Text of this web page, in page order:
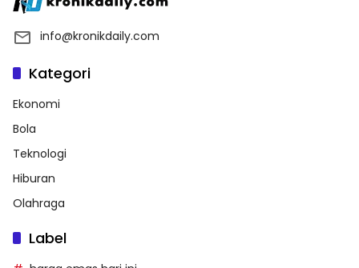
info@kronikdaily.com
Kategori
Ekonomi
Bola
Teknologi
Hiburan
Olahraga
Label